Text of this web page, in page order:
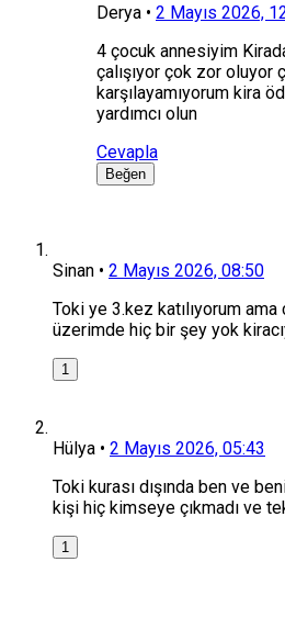
Derya • 2 Mayıs 2026,
4 çocuk annesiyim
çalışıyor çok zor oluyor
karşılayamıyorum kira
yardımcı olun
Cevapla
Beğen
Sinan • 2 Mayıs 2026, 08:50
Toki ye 3.kez katılıyorum ama
üzerimde hiç bir şey yok
1
Hülya • 2 Mayıs 2026, 05:43
Toki kurası dışında ben ve
kişi hiç kimseye çıkmadı ve
1